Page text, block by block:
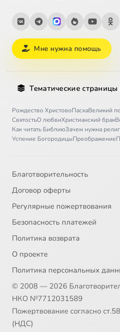
Мне нужна помощь
Тематические
Рождество ХристовоПасхаВеликий
СвятостьО любвиХристианский брак
Как читать БиблиюЗачем нужна
Успение БогородицыПреображение
Благотворительность
Договор оферты
Регулярные пожертвования
Безопасность платежей
Политика возврата
О проекте
Политика персональных
© 2008 — 2026
НКО №7712031589
Пожертвование согласно
(НДС)